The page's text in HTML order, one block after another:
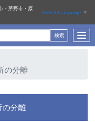
・茅野市・原
Select Language ▼
の分離
の分離